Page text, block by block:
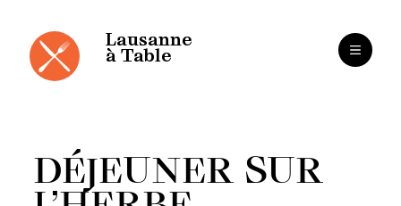
contenu
Lausanne
à Table
DÉJEUNER SUR